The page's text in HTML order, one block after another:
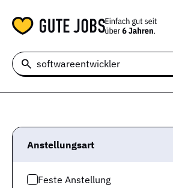
Anstellungsart
Feste Anstellung